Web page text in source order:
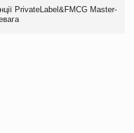
PrivateLabel&FMCG Master-